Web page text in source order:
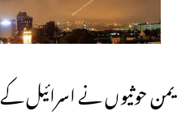
یمن حوثیوں نے اسرائیل کے